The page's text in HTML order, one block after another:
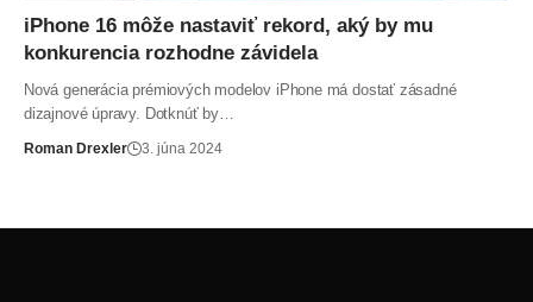
iPhone 16 môže nastaviť rekord, aký by mu
konkurencia rozhodne závidela
Nová generácia prémiových modelov iPhone má dostať zásadné
dizajnové úpravy. Dotknúť by…
Roman Drexler 3. júna 2024